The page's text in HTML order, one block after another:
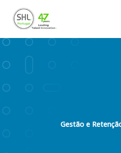
para
conteúdo
Gestão e